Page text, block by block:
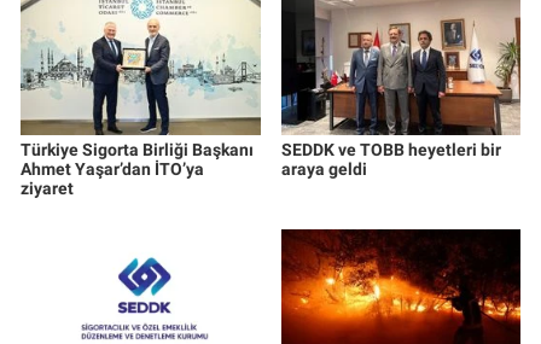
Türkiye Sigorta Birliği Başkanı
Ahmet Yaşar’dan İTO’ya
ziyaret
SEDDK ve TOBB heyetleri bir
araya geldi